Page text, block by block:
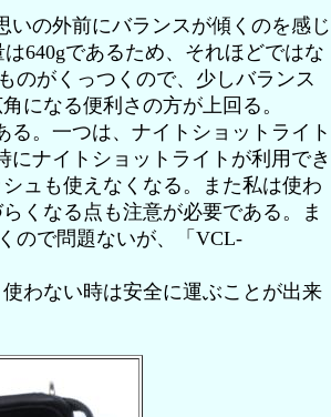
の外前にバランスが傾くのを感じ
640gであるため、それほどではな
のがくっつくので、少しバランス
になる便利さの方が上回る。
。一つは、ナイトショットライト
にナイトショットライトが利用でき
ュも使えなくなる。また私は使わ
くなる点も注意が必要である。ま
ので問題ないが、「VCL-
わない時は安全に運ぶことが出来